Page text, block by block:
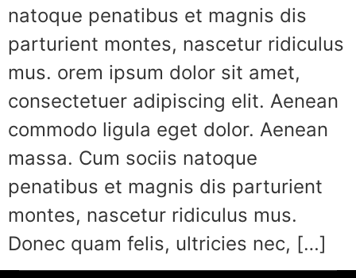
natoque penatibus et magnis dis
parturient montes, nascetur ridiculus
mus. orem ipsum dolor sit amet,
consectetuer adipiscing elit. Aenean
commodo ligula eget dolor. Aenean
massa. Cum sociis natoque
penatibus et magnis dis parturient
montes, nascetur ridiculus mus.
Donec quam felis, ultricies nec, […]